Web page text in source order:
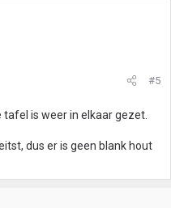
#5
tafel is weer in elkaar gezet.
dus er is geen blank hout